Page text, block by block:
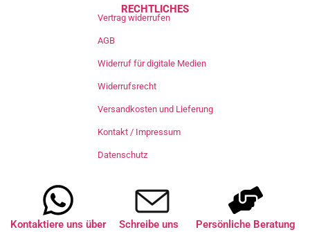
RECHTLICHES
Vertrag widerrufen
AGB
Widerruf für digitale Medien
Widerrufsrecht
Versandkosten und Lieferung
Kontakt / Impressum
Datenschutz
Kontaktiere uns über
Schreibe uns
Persönliche Beratung